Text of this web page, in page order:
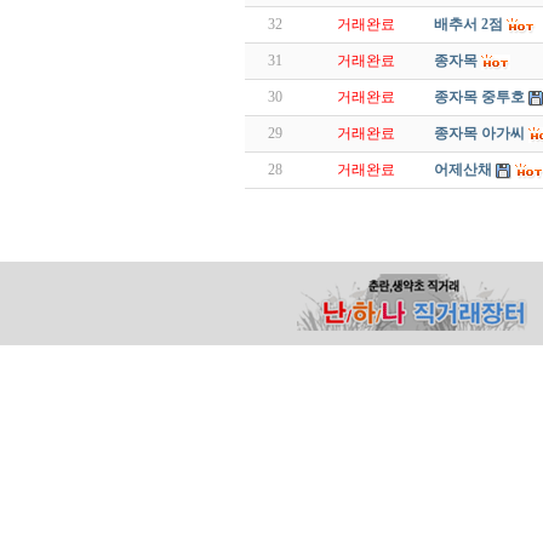
32 거래완료 배추서 2점
31 거래완료 종자목
30 거래완료 종자목 중투호
29 거래완료 종자목 아가씨
28 거래완료 어제산채